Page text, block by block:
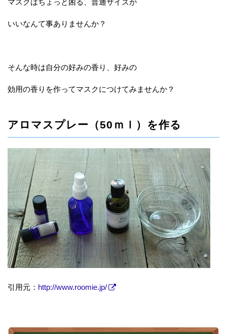
マスクはちょっと困る、普通サイズが
いいなんて事ありませんか？
そんな時は自分の好みの香り、好みの
効用の香りを作ってマスクにつけてみませんか？
アロマスプレー（50ｍｌ）を作る
引用元： http://www.roomie.jp/